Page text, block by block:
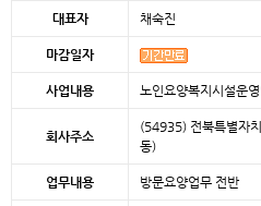
대표자 채숙진
마감일자
사업내용 노인요양복지시설운
회사주소
(54935) 전북특별자
동)
업무내용 방문요양업무 전반